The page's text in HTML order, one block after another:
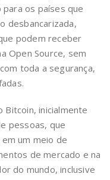
para os países que
desbancarizada,
podem receber
Open Source, sem
toda a segurança,
Bitcoin, inicialmente
pessoas, que
um meio de
de mercado e na
do mundo, inclusive